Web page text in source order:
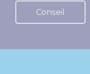
Conseil